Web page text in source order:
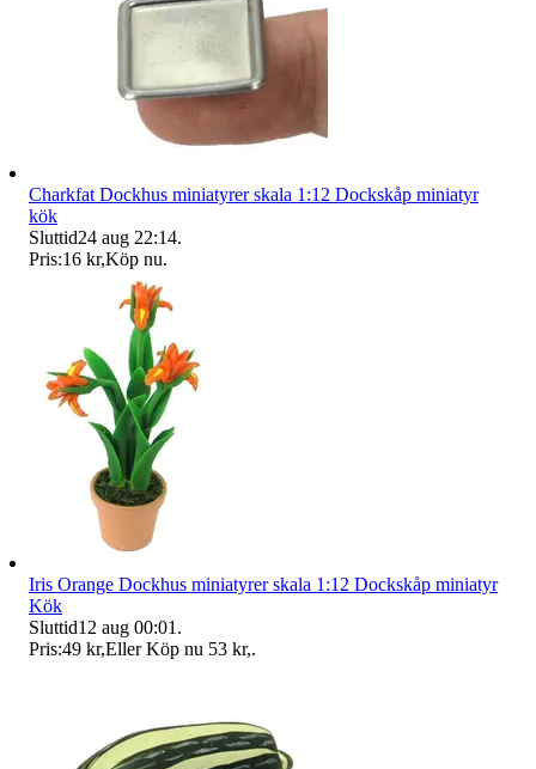
Charkfat Dockhus miniatyrer skala 1:12 Dockskåp miniatyr
kök
Sluttid24 aug 22:14.
Pris:16 kr,Köp nu.
Iris Orange Dockhus miniatyrer skala 1:12 Dockskåp miniatyr
Kök
Sluttid12 aug 00:01 .
Pris:49 kr,Eller Köp nu 53 kr,.